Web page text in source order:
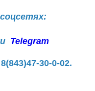
Telegram
8(843)47-30-0-02.